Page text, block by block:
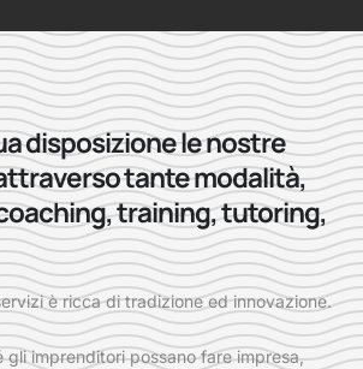
disposizione le nostre
tante modalità,
training, tutoring,
è ricca di tradizione ed innovazione.
gli imprenditori possano fare impresa,